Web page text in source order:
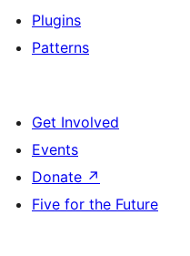
Plugins
Patterns
Get Involved
Events
Donate ↗
Five for the Future